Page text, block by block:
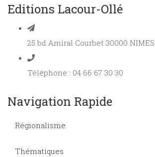
Editions Lacour-Ollé
25 bd Amiral Courbet 30000 NIMES
Téléphone : 04 66 67 30 30
Navigation Rapide
Régionalisme
Thématiques